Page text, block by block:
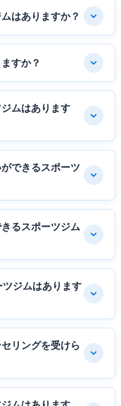
はありますか？
すか？
ムはあります
できるスポーツ
るスポーツジム
ジムはあります
リングを受けら